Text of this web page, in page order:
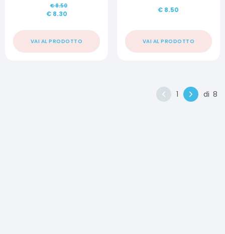
€8.50
€ 8.30
VAI AL PRODOTTO
€ 8.50
VAI AL PRODOTTO
1 di 8